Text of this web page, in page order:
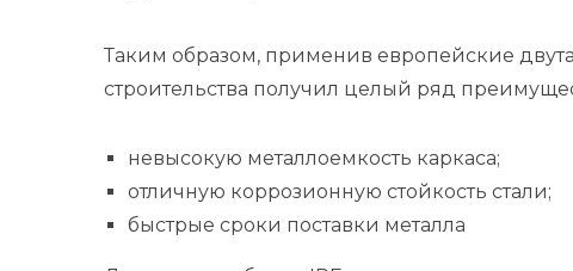
Таким образом, применив европейские
строительства получил целый ряд
невысокую металлоемкость каркаса;
отличную коррозионную стойкость стали;
быстрые сроки поставки металла